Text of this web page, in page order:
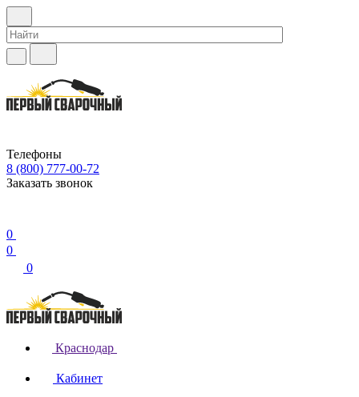
Телефоны
8 (800) 777-00-72
Заказать звонок
0
0
0
Краснодар
Кабинет